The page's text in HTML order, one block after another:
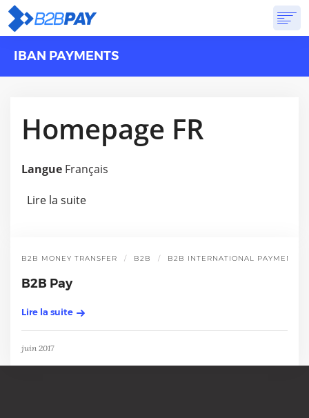
A PROPOS DESOLUTIONSBANQUE VIRTUELLE
IBAN PAYMENTS
Homepage FR
Langue Français
Lire la suite
B2B MONEY TRANSFER B2B B2B INTERNATIONAL PAYMENT
B2B Pay
Lire la suite
juin 2017